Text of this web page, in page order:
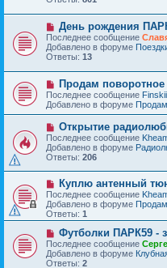
н
и
е
с
о
о
б
щ
н
е
Н
о
в
о
е
с
о
о
б
е
н
и
е
День рождения
Последнее сообщение
Добавлено в форуме
Ответы: 13
Н
о
в
о
с
о
о
б
щ
е
н
и
е
Продам поворотное
Последнее сообщение Finskii
Добавлено в форуме
Н
о
в
о
е
с
о
б
щ
е
н
и
е
Открытие
Последнее сообщение
Добавлено в форуме
Ответы: 206
Н
о
в
о
е
с
о
б
Куплю антенный
Последнее сообщение
Добавлено в форуме
Ответы: 1
Н
о
в
о
Футболки ПАРК59 -
Последнее сообщение
Добавлено в форуме
Ответы: 2